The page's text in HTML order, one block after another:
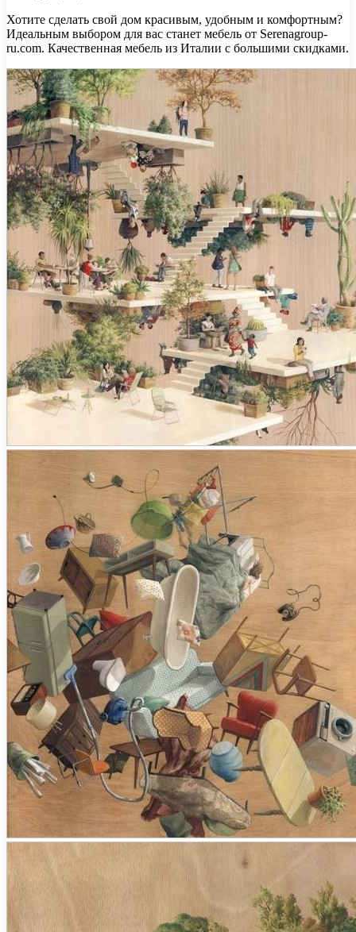
Хотите сделать свой дом красивым, удобным и комфортным?
Идеальным выбором для вас станет мебель от Serenagroup-
ru.com. Качественная мебель из Италии с большими скидками.